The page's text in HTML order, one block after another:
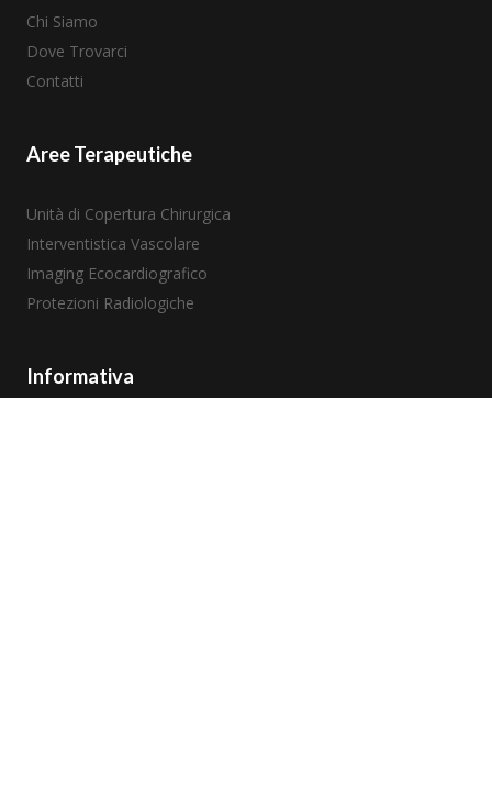
Chi Siamo
Dove Trovarci
Contatti
Aree Terapeutiche
Unità di Copertura Chirurgica
Interventistica Vascolare
Imaging Ecocardiografico
Protezioni Radiologiche
Informativa